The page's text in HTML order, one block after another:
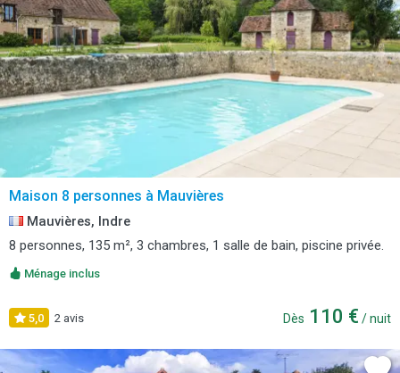
Maison 8 personnes à Mauvières
Mauvières, Indre
8 personnes, 135 m², 3 chambres, 1 salle de bain, piscine privée.
Ménage inclus
5,0 2 avis Dès 110 € / nuit